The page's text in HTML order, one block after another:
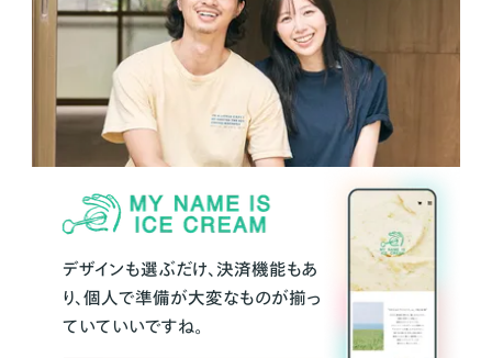
デザインも選ぶだけ、決済機能もあ
り、個人で準備が大変なものが揃っ
ていていいですね。